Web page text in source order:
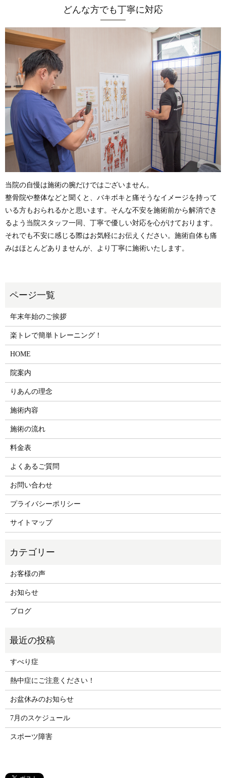
どんな方でも丁寧に対応
当院の自慢は施術の腕だけではございません。
整骨院や整体などと聞くと、バキボキと痛そうなイメージを持って
いる方もおられるかと思います。そんな不安を施術前から解消でき
るよう当院スタッフ一同、丁寧で優しい対応を心がけております。
それでも不安に感じる際はお気軽にお伝えください。施術自体も痛
みはほとんどありませんが、より丁寧に施術いたします。
年末年始のご挨拶
楽トレで簡単トレーニング！
HOME
院案内
りあんの理念
施術内容
施術の流れ
料金表
よくあるご質問
お問い合わせ
プライバシーポリシー
サイトマップ
お客様の声
お知らせ
ブログ
すべり症
熱中症にご注意ください！
お盆休みのお知らせ
7月のスケジュール
スポーツ障害